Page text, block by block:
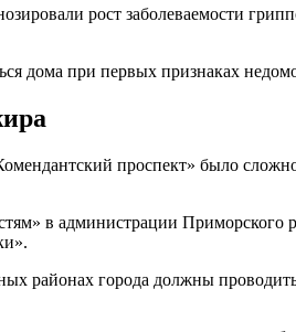
рост заболеваемости
дома при первых признаках
проспект» было
в администрации Приморского
районах города должны